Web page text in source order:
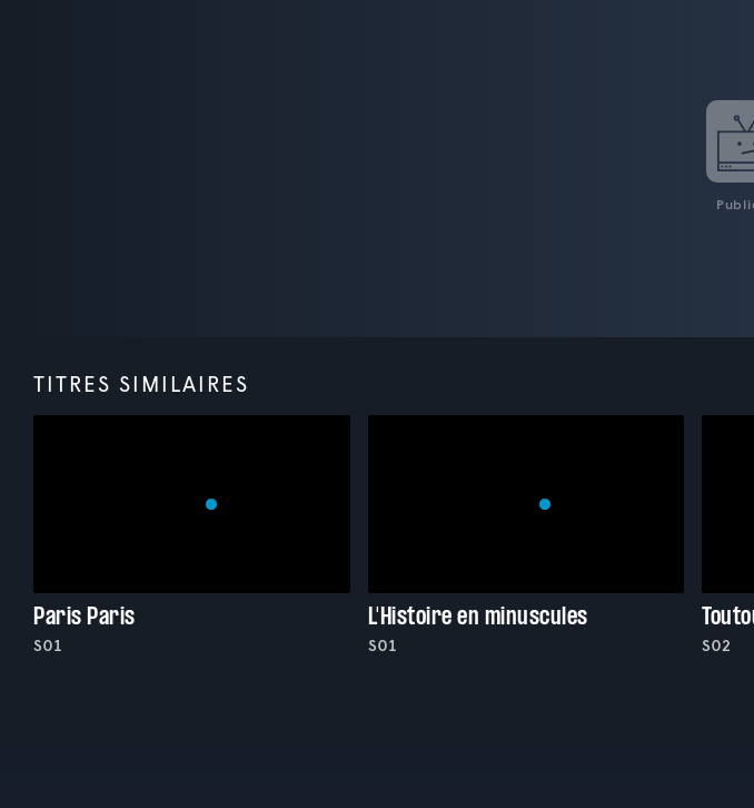
TITRES SIMILAIRES
Paris Paris
S01
L'Histoire en minuscules
S01 S02